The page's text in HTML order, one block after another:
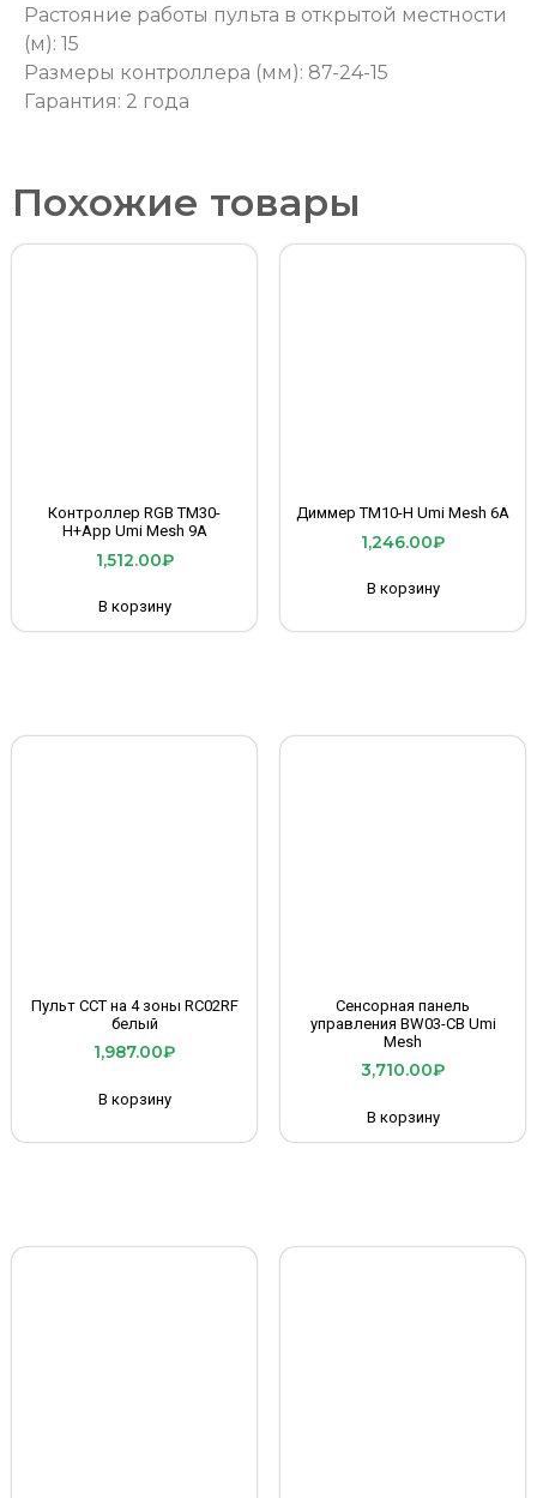
Растояние работы пульта в открытой местности
(м): 15
Размеры контроллера (мм): 87-24-15
Гарантия: 2 года
Похожие товары
Контроллер RGB TM30-
H+App Umi Mesh 9A
1,512.00₽
В корзину
Диммер TM10-H Umi Mesh 6A
1,246.00₽
В корзину
Пульт CCT на 4 зоны RC02RF
белый
1,987.00₽
В корзину
Сенсорная панель
управления BW03-CB Umi
Mesh
3,710.00₽
В корзину